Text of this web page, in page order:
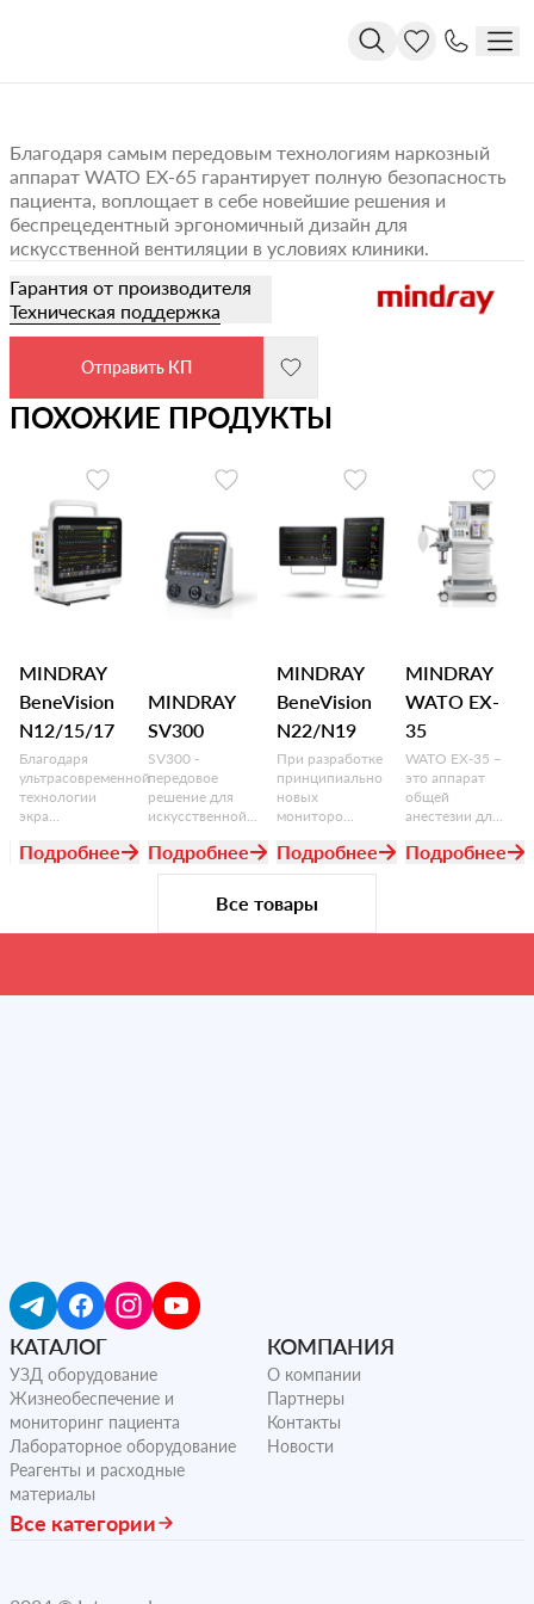
Благодаря самым передовым технологиям наркозный
аппарат WATO EX-65 гарантирует полную безопасность
пациента, воплощает в себе новейшие решения и
беспрецедентный эргономичный дизайн для
искусственной вентиляции в условиях клиники.
Гарантия от производителя
Техническая поддержка
Отправить КП
ПОХОЖИЕ ПРОДУКТЫ
MINDRAY
BeneVision
N12/15/17
Благодаря
ультрасовременной
технологии
экра...
Подробнее
MINDRAY
SV300
SV300 -
передовое
решение для
искусственной...
Подробнее
MINDRAY
BeneVision
N22/N19
При разработке
принципиально
новых
мониторо...
Подробнее
MINDRAY
WATO EX-
35
WATO EX-35 –
это аппарат
общей
анестезии дл...
Подробнее
Все товары
КАТАЛОГ
УЗД оборудование
Жизнеобеспечение и
мониторинг пациента
Лабораторное оборудование
Реагенты и расходные
материалы
Все категории
КОМПАНИЯ
О компании
Партнеры
Контакты
Новости